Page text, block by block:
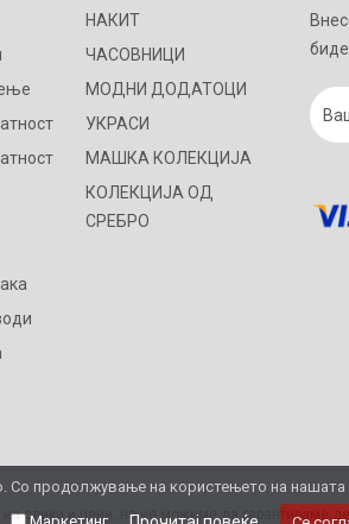
продолжување на користењето на нашата
НАКИТ
ЧАСОВНИЦИ
МОДНИ ДОДАТОЦИ
УКРАСИ
МАШКА КОЛЕКЦИЈА
КОЛЕКЦИЈА ОД
СРЕБРО
и цени, но не можеме да гарантираме